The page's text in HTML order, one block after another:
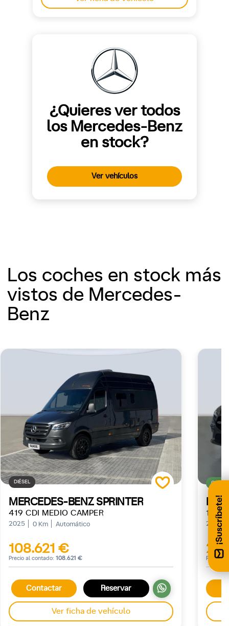
¿Quieres ver todos
los Mercedes-Benz
en stock?
Ver vehículos
Los coches en stock más
vistos de Mercedes-
Benz
DIÉSEL
MERCEDES-BENZ SPRINTER
419 CDI MEDIO CAMPER
2025 0 Km Automático
108.621 €
Precio al contado: 108.621 €
Contactar Reservar
Ver ficha de vehículo
180
2022
Precio